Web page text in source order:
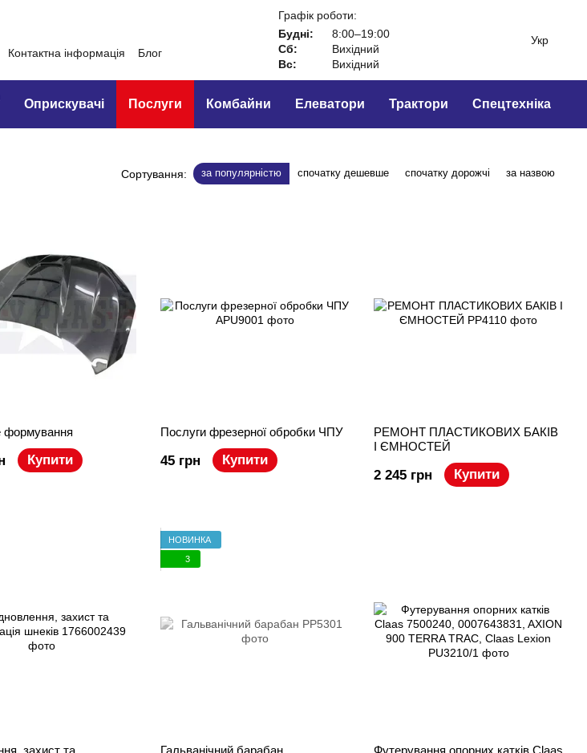
Контактна інформація
Блог
Графік роботи:
Будні:
8:00–19:00
Сб:
Вихідний
Вс:
Вихідний
Укр
Оприскувачі Послуги Комбайни Елеватори Трактори Спецтехніка
Сортування: за популярністю спочатку дешевше спочатку дорожчі за назвою
формування
Купити
Послуги фрезерної обробки ЧПУ
45 грн Купити
РЕМОНТ ПЛАСТИКОВИХ БАКІВ
І ЄМНОСТЕЙ
2 245 грн Купити
захист та
НОВИНКА
3
Гальванічний барабан
Футерування опорних катків Claas